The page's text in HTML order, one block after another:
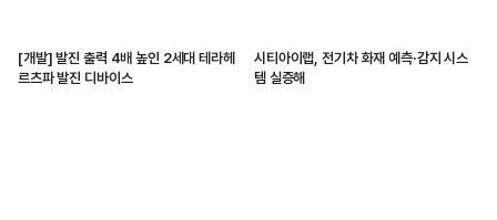
[개발] 발진 출력 4배 높인 2세대 테라헤
르츠파 발진 디바이스
시티아이랩, 전기차 화재 예측·감지 시스
템 실증해